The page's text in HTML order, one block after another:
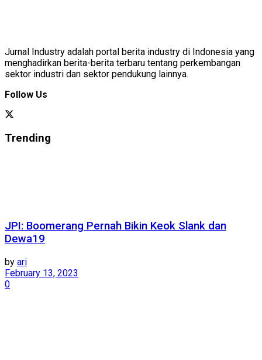
Jurnal Industry adalah portal berita industry di Indonesia yang
menghadirkan berita-berita terbaru tentang perkembangan
sektor industri dan sektor pendukung lainnya.
Follow Us
Trending
JPI: Boomerang Pernah Bikin Keok Slank dan
Dewa19
by ari
February 13, 2023
0